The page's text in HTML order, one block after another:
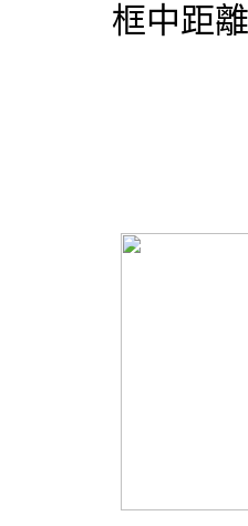
框中距